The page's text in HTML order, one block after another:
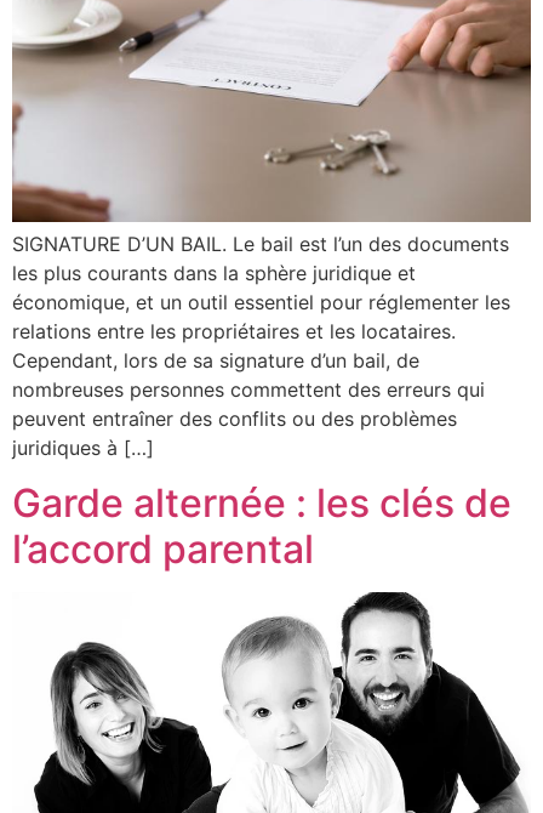
SIGNATURE D’UN BAIL. Le bail est l’un des documents
les plus courants dans la sphère juridique et
économique, et un outil essentiel pour réglementer les
relations entre les propriétaires et les locataires.
Cependant, lors de sa signature d’un bail, de
nombreuses personnes commettent des erreurs qui
peuvent entraîner des conflits ou des problèmes
juridiques à […]
Garde alternée : les clés de
l’accord parental